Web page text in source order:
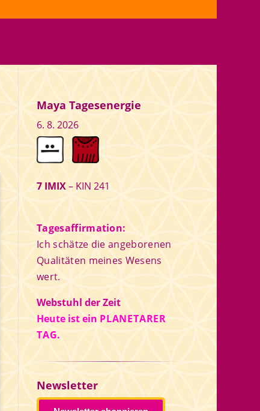
Maya Tagesenergie
6. 8. 2026
7 IMIX– KIN 241
Tagesaffirmation:
Ich schätze die angeborenen
Qualitäten meines Wesens
wert.
Webstuhl der Zeit
Heute ist ein PLANETARER
TAG.
Newsletter